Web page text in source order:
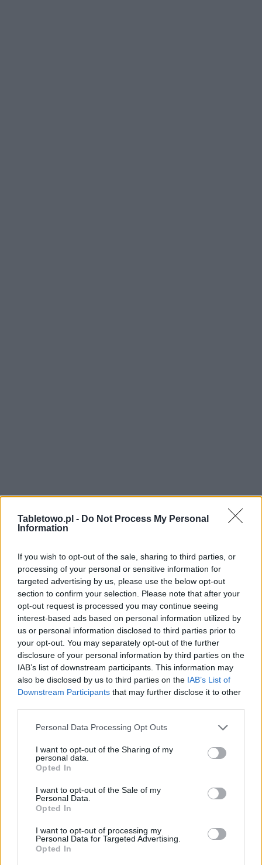
Tabletowo.pl - Do Not Process My Personal
Information
If you wish to opt-out of the sale, sharing to third parties, or
processing of your personal or sensitive information for
targeted advertising by us, please use the below opt-out
section to confirm your selection. Please note that after your
opt-out request is processed you may continue seeing
interest-based ads based on personal information utilized by
us or personal information disclosed to third parties prior to
your opt-out. You may separately opt-out of the further
disclosure of your personal information by third parties on the
IAB’s list of downstream participants. This information may
also be disclosed by us to third parties on the IAB’s List of
Downstream Participants that may further disclose it to other
Please note that this website/app uses one or more Google
not limited to your visit or usage behaviour. You may click to
grant or deny consent to Google and its third-party tags to
use your data for below specified purposes in below Google
consent section.
Personal Data Processing Opt Outs
I want to opt-out of the Sharing of my
personal data.
Opted In
I want to opt-out of the Sale of my
Personal Data.
Opted In
I want to opt-out of processing my
Personal Data for Targeted Advertising.
Opted In